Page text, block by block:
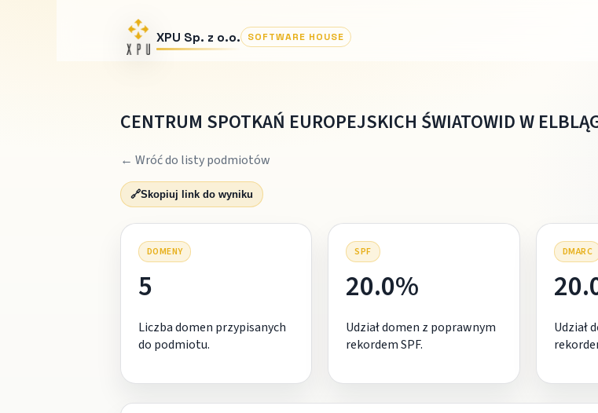
XPU Sp. z o.o. SOFTWARE HOUSE
CENTRUM SPOTKAŃ EUROPEJSKICH ŚWIATOWID W
← Wróć do listy podmiotów
🔗Skopiuj link do wyniku
DOMENY
5
Liczba domen przypisanych
do podmiotu.
SPF
20.0%
Udział domen z poprawnym
rekordem SPF.
DMARC
Udział